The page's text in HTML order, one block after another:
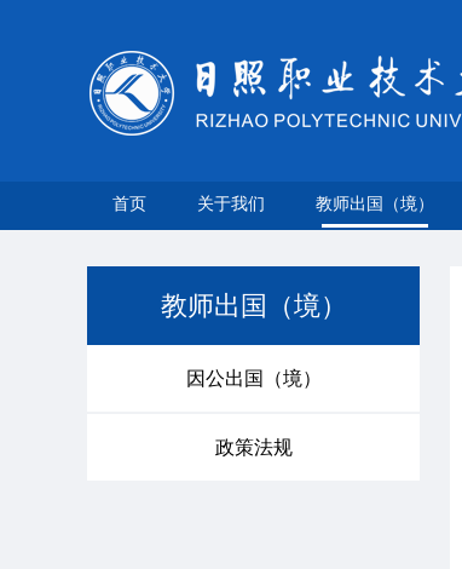
首页 关于我们 教师出国（境）
教师出国（境）
因公出国（境）
政策法规